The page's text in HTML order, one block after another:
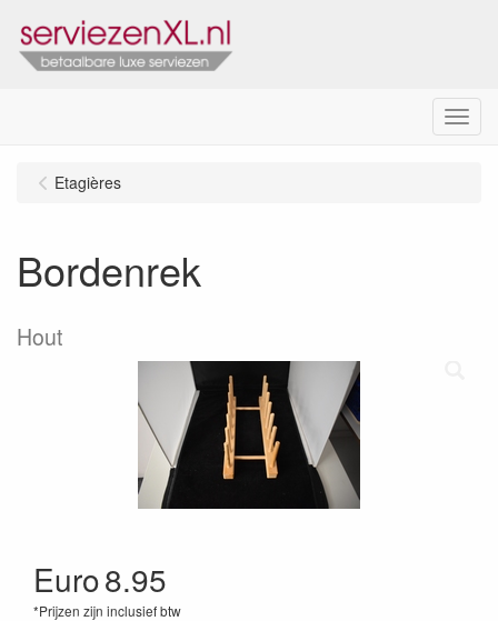
Menu
Etagières
Bordenrek
Hout
Euro8.95
*Prijzen zijn inclusief btw